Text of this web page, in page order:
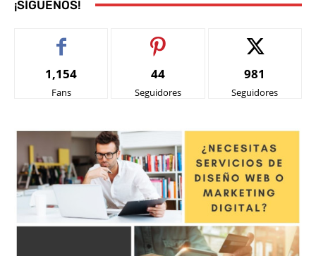
¡SÍGUENOS!
1,154
Fans
44
Seguidores
981
Seguidores